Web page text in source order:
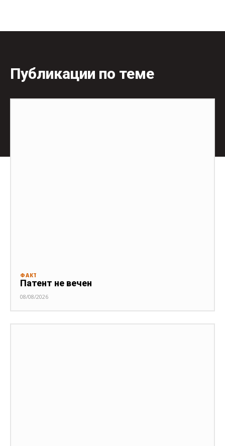
Публикации по теме
ФАКТ
Патент не вечен
08/08/2026